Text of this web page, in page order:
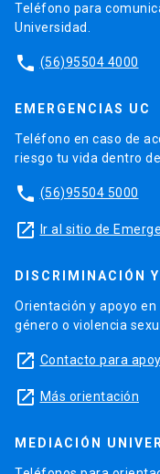
Teléfono para
Universidad.
phone (56)95504 4000
EMERGENCIAS UC
Teléfono en caso de
riesgo tu vida dentro
phone (56)95504 5000
launch Ir al sitio de
DISCRIMINACIÓN
Orientación y apoyo
género o violencia
launch Contacto para
launch Más orientación
MEDIACIÓN